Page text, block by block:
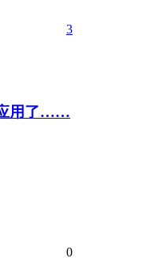
3
用了……
0